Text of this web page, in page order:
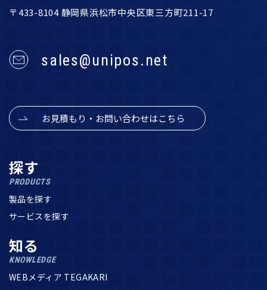
〒433-8104 静岡県浜松市中央区東三方町211-17
sales@unipos.net
お見積もり・お問い合わせはこちら
探す
PRODUCTS
製品を探す
サービスを探す
知る
KNOWLEDGE
WEBメディア TEGAKARI